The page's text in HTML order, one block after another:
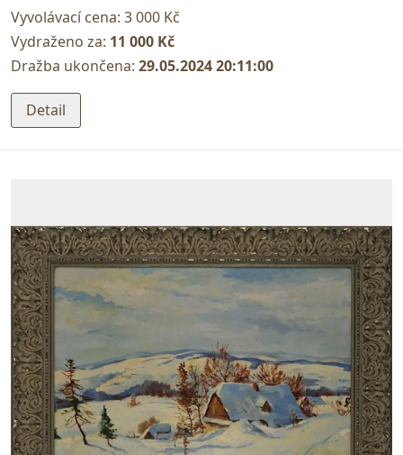
Vyvolávací cena: 3 000 Kč
Vydraženo za: 11 000 Kč
Dražba ukončena: 29.05.2024 20:11:00
Detail